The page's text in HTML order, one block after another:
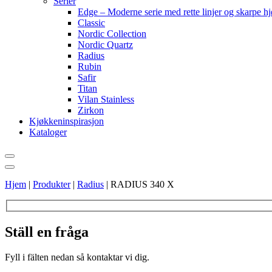
Edge – Moderne serie med rette linjer og skarpe
Classic
Nordic Collection
Nordic Quartz
Radius
Rubin
Safir
Titan
Vilan Stainless
Zirkon
Kjøkkeninspirasjon
Kataloger
Hjem | Produkter| Radius | RADIUS 340 X
Ställ en fråga
Fyll i fälten nedan så kontaktar vi dig.